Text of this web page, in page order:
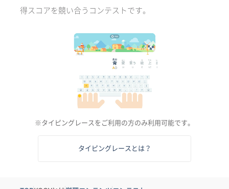
得スコアを競い合うコンテストです。
※タイピングレースをご利用の方のみ利用可能です。
タイピングレースとは？